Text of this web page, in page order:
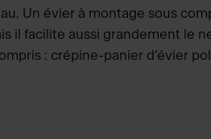
Un évier à montage sous
il facilite aussi grandement le
: crépine-panier d’évier